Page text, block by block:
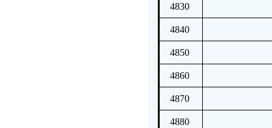
4830
4840
4850
4860
4870
4880